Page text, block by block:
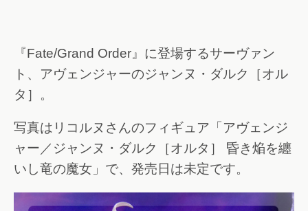
『Fate/Grand Order』に登場するサーヴァン
ト、アヴェンジャーのジャンヌ・ダルク［オル
タ］。
写真はリコルヌさんのフィギュア「アヴェンジ
ャー／ジャンヌ・ダルク［オルタ］ 昏き焔を纏
いし竜の魔女」で、発売日は未定です。